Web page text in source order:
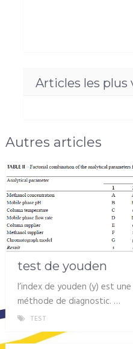
Articles les plus
Autres articles
test de youden
l’index de youden (y) est
méthode de diagnostic. …
TEST